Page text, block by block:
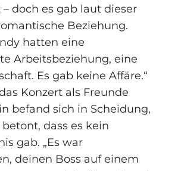
doch es gab laut dieser
Beziehung.
hatten eine
Arbeitsbeziehung, eine
Es gab keine Affäre.“
Konzert als Freunde
befand sich in Scheidung,
dass es kein
gab. „Es war
deinen Boss auf einem